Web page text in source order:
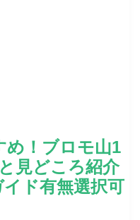
め！ブロモ山1
見どころ紹介
イド有無選択可